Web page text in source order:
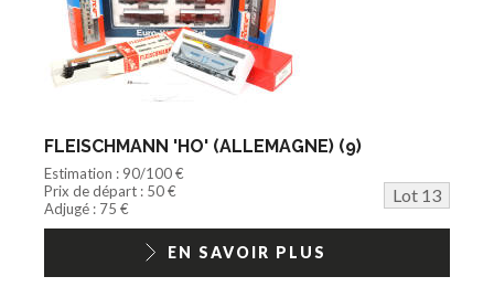
FLEISCHMANN 'HO' (ALLEMAGNE) (9)
Estimation : 90/100 €
Prix de départ : 50 €
Lot 13
Adjugé : 75 €
EN SAVOIR PLUS